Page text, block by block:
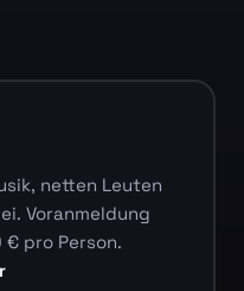
netten Leuten
Voranmeldung
€ pro Person.